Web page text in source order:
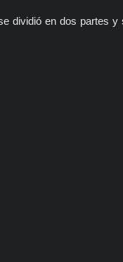
dividió en dos partes